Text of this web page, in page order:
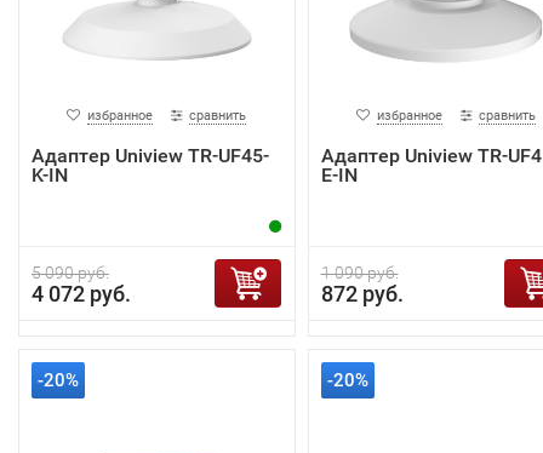
избранное сравнить
Адаптер Uniview TR-UF45-
K-IN
5 090 руб.
4 072 руб.
избранное сравнить
Адаптер Uniview TR-
E-IN
1 090 руб.
872 руб.
-20% -20%